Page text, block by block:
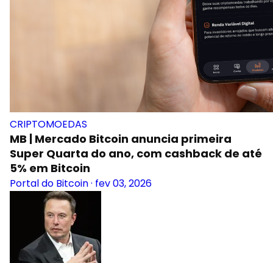
CRIPTOMOEDAS
MB | Mercado Bitcoin anuncia primeira
Super Quarta do ano, com cashback de até
5% em Bitcoin
Portal do Bitcoin· fev 03, 2026